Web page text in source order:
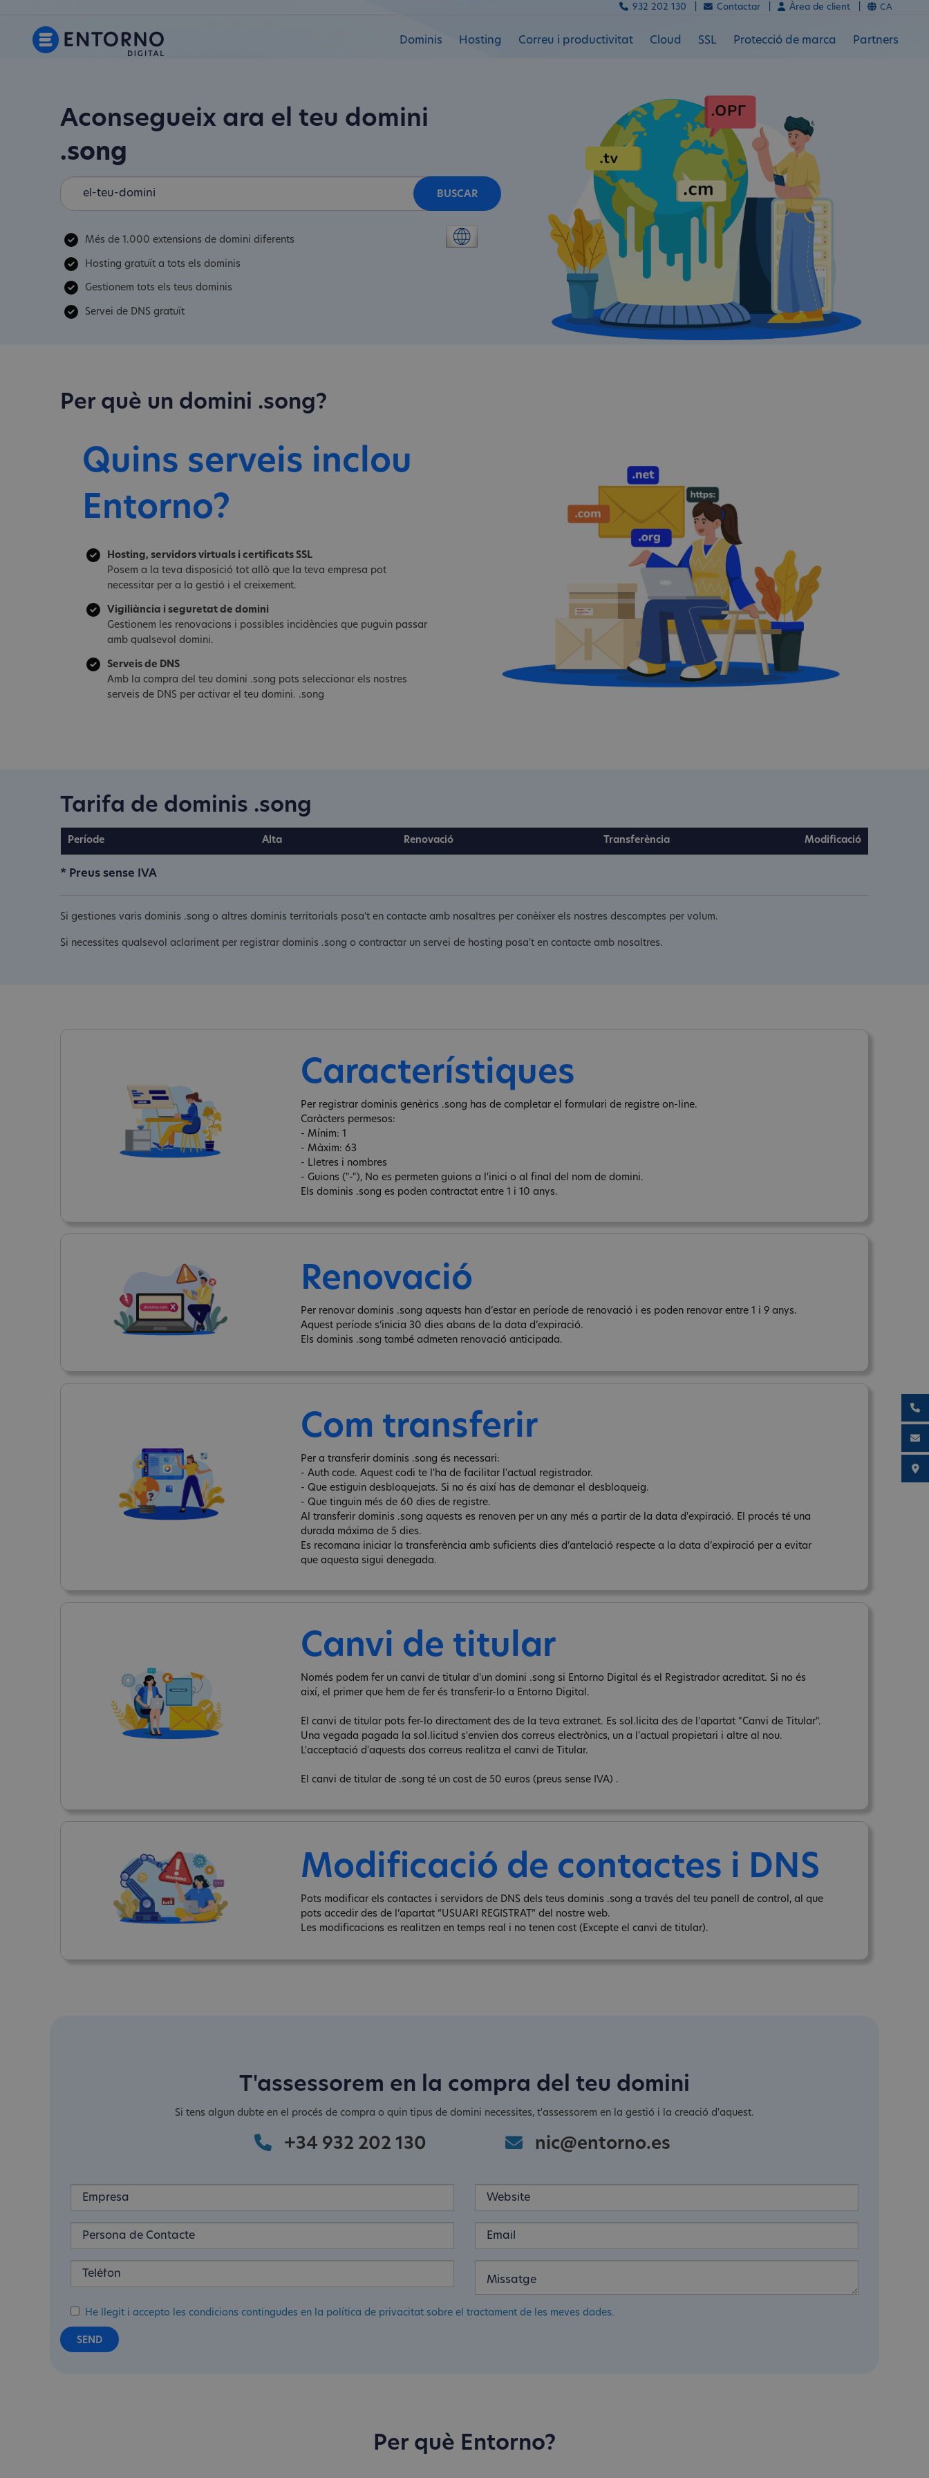
Dominis Hosting Correu i productivitat Cloud SSL Protecció de marca Partners
932 202 130 | Contactar | Àrea de client | CA
Aconsegueix ara el teu domini
.song
BUSCAR
Més de 1.000 extensions de domini diferents
Hosting gratuït a tots els dominis
Gestionem tots els teus dominis
Servei de DNS gratuït
Per què un domini .song?
Quins serveis inclou
Entorno?
Hosting, servidors virtuals i certificats SSL
Posem a la teva disposició tot allò que la teva empresa pot
necessitar per a la gestió i el creixement.
Vigiliància i seguretat de domini
Gestionem les renovacions i possibles incidències que puguin passar
amb qualsevol domini.
Serveis de DNS
Amb la compra del teu domini .song pots seleccionar els nostres
serveis de DNS per activar el teu domini. .song
Tarifa de dominis .song
Període Alta Renovació Transferència Modificació
* Preus sense IVA
Si gestiones varis dominis .song o altres dominis territorials posa't en contacte amb nosaltres per conèixer els nostres descomptes per volum.
Si necessites qualsevol aclariment per registrar dominis .song o contractar un servei de hosting posa't en contacte amb nosaltres.
Característiques
Per registrar dominis genèrics .song has de completar el formulari de registre on-line.
Caràcters permesos:
- Mínim: 1
- Màxim: 63
- Lletres i nombres
- Guions ("-"), No es permeten guions a l'inici o al final del nom de domini.
Els dominis .song es poden contractat entre 1 i 10 anys.
Renovació
Per renovar dominis .song aquests han d’estar en període de renovació i es poden renovar entre 1 i 9 anys.
Aquest període s’inicia 30 dies abans de la data d’expiració.
Els dominis .song també admeten renovació anticipada.
Com transferir
Per a transferir dominis .song és necessari:
- Auth code. Aquest codi te l'ha de facilitar l'actual registrador.
- Que estiguin desbloquejats. Si no és així has de demanar el desbloqueig.
- Que tinguin més de 60 dies de registre.
Al transferir dominis .song aquests es renoven per un any més a partir de la data d'expiració. El procés té una
durada máxima de 5 dies.
Es recomana iniciar la transferència amb suficients dies d’antelació respecte a la data d’expiració per a evitar
que aquesta sigui denegada.
Canvi de titular
Només podem fer un canvi de titular d'un domini .song si Entorno Digital és el Registrador acreditat. Si no és
així, el primer que hem de fer és transferir-lo a Entorno Digital.
El canvi de titular pots fer-lo directament des de la teva extranet. Es sol.licita des de l'apartat "Canvi de Titular".
Una vegada pagada la sol.licitud s'envien dos correus electrònics, un a l'actual propietari i altre al nou.
L'acceptació d'aquests dos correus realitza el canvi de Titular.
El canvi de titular de .song té un cost de 50 euros (preus sense IVA) .
Modificació de contactes i DNS
Pots modificar els contactes i servidors de DNS dels teus dominis .song a través del teu panell de control, al que
pots accedir des de l‘apartat “USUARI REGISTRAT” del nostre web.
Les modificacions es realitzen en temps real i no tenen cost (Excepte el canvi de titular).
T'assessorem en la compra del teu domini
Si tens algun dubte en el procés de compra o quin tipus de domini necessites, t'assessorem en la gestió i la creació d'aquest.
+34 932 202 130 nic@entorno.es
He llegit i accepto les condicions contingudes en la política de privacitat sobre el tractament de les meves dades.
Per què Entorno?